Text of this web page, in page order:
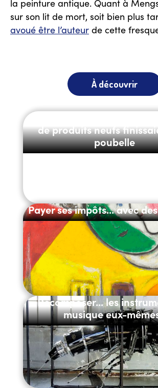
la peinture antique. Quant à
sur son lit de mort, soit bien plus
avoué être l’auteur de cette
À découvrir
E-commerce : pourquoi
de produits neufs
poubelle
Payer ses impôts... avec
Recomposer... les
musique eux-